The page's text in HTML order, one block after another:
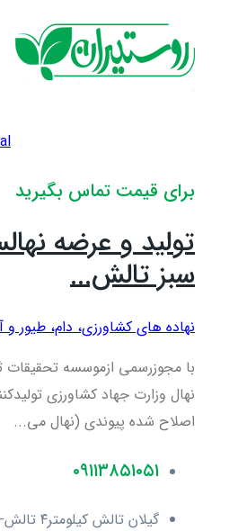
برای قیمت تماس بگیرید
تولید و عرضه
سبز تالش...
نهاده های کشاورزی، دام، طيور و
با مجوزرسمی ازموسسه تحقیقات
نهال وزارت جهاد کشاورزی
اصلاح شده پیوندی (نهال می...
۰۹۱۱۳۸۵۱۰۵۱
گیلان